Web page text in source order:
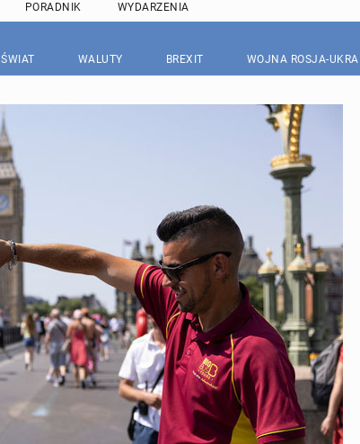
PORADNIK WYDARZENIA
ŚWIAT WALUTY BREXIT WOJNA ROSJA-